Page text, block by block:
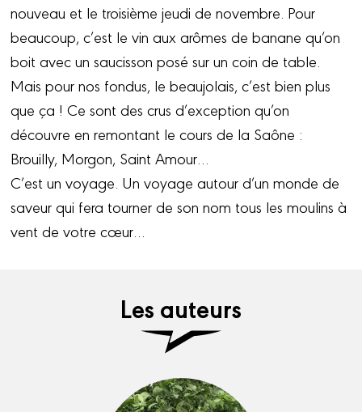
nouveau et le troisième jeudi de novembre. Pour
beaucoup, c’est le vin aux arômes de banane qu’on
boit avec un saucisson posé sur un coin de table.
Mais pour nos fondus, le beaujolais, c’est bien plus
que ça ! Ce sont des crus d’exception qu’on
découvre en remontant le cours de la Saône :
Brouilly, Morgon, Saint Amour…
C’est un voyage. Un voyage autour d’un monde de
saveur qui fera tourner de son nom tous les moulins à
vent de votre cœur…
Les auteurs